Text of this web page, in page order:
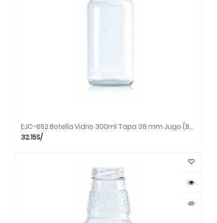
EJC-652 Botella Vidrio 300ml Tapa 38 mm Jugo (Bandeja x 49 unds.)
S/
32.15